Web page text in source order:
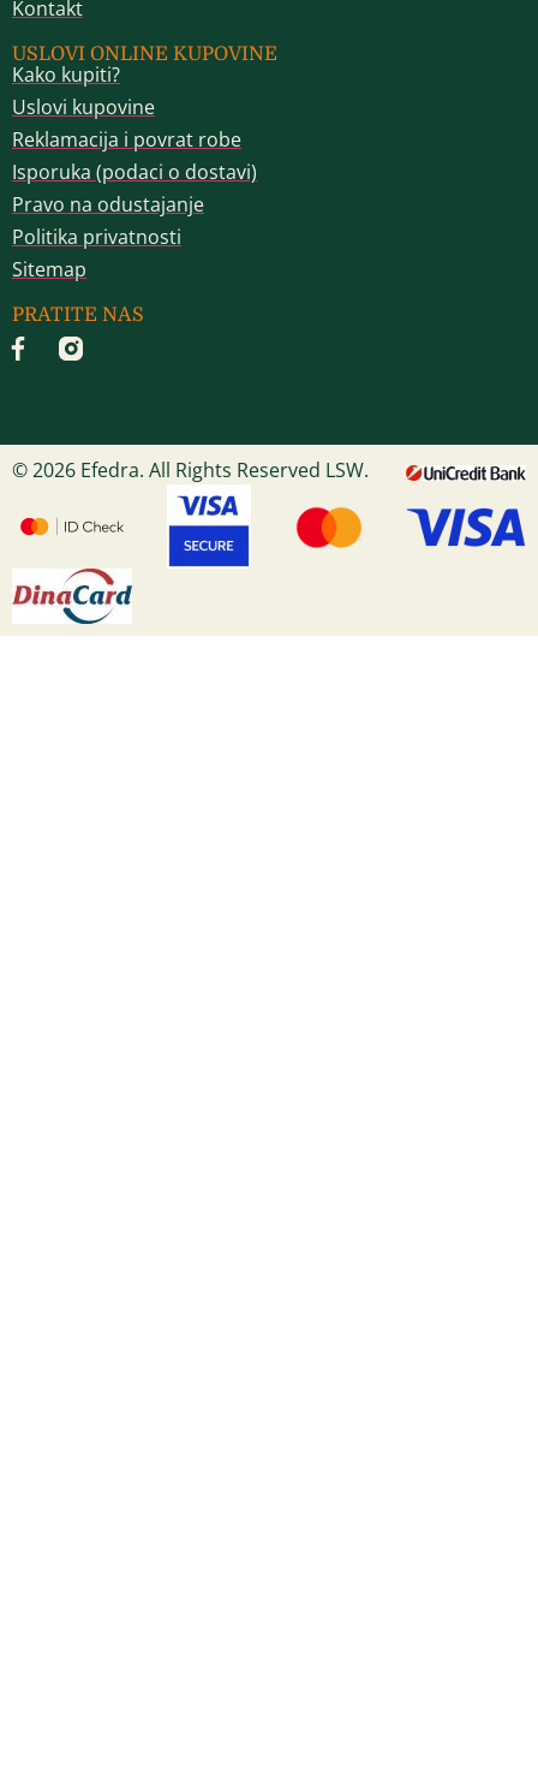
Kontakt
USLOVI ONLINE KUPOVINE
Kako kupiti?
Uslovi kupovine
Reklamacija i povrat robe
Isporuka (podaci o dostavi)
Pravo na odustajanje
Politika privatnosti
Sitemap
PRATITE NAS
© 2026 Efedra. All Rights Reserved LSW.